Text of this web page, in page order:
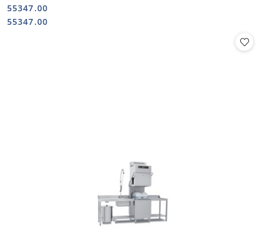
Cena:
55347.00
Cena:
55347.00